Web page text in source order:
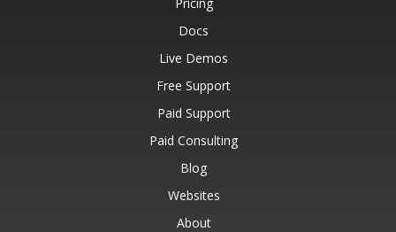
Docs
Live Demos
Free Support
Paid Support
Paid Consulting
Blog
Websites
About